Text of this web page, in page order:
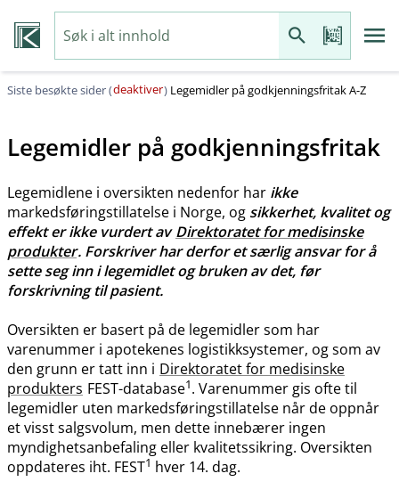
Siste besøkte sider (deaktiver) Legemidler på godkjenningsfritak A-Z
Legemidler på godkjenningsfritak
Legemidlene i oversikten nedenfor har ikke
markedsføringstillatelse i Norge, og sikkerhet, kvalitet og
effekt er ikke vurdert avDirektoratet for medisinske
produkter. Forskriver har derfor et særlig ansvar for å
sette seg inn i legemidlet og bruken av det, før
forskrivning til pasient.
Oversikten er basert på de legemidler som har
varenummer i apotekenes logistikksystemer, og som av
den grunn er tatt inn i Direktoratet for medisinske
produkters FEST-database1. Varenummer gis ofte til
legemidler uten markedsføringstillatelse når de oppnår
et visst salgsvolum, men dette innebærer ingen
myndighetsanbefaling eller kvalitetssikring. Oversikten
oppdateres iht. FEST1 hver 14. dag.